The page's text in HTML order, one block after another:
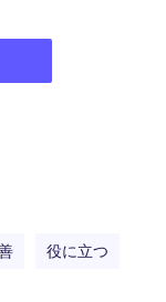
役に立つ